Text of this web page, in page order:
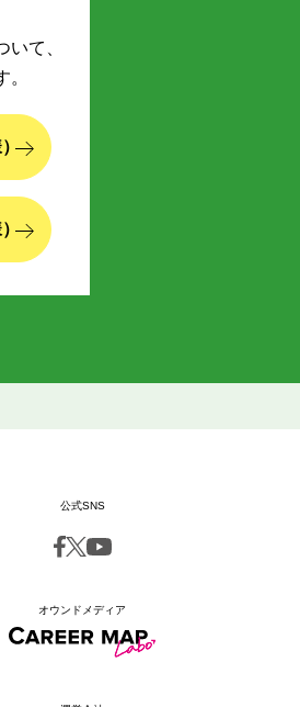
て、
公式SNS
オウンドメディア